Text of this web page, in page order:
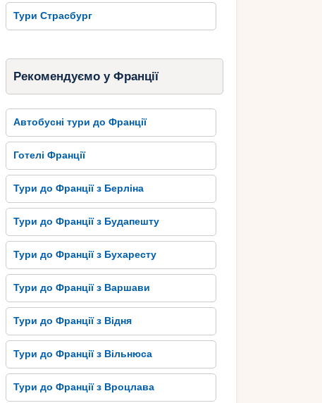
Тури Страсбург
Рекомендуємо у Франції
Автобусні тури до Франції
Готелі Франції
Тури до Франції з Берліна
Тури до Франції з Будапешту
Тури до Франції з Бухаресту
Тури до Франції з Варшави
Тури до Франції з Відня
Тури до Франції з Вільнюса
Тури до Франції з Вроцлава